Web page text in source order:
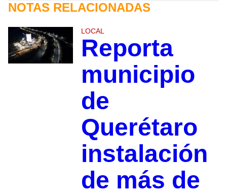
NOTAS RELACIONADAS
LOCAL
Reporta
municipio
de
Querétaro
instalación
de más de